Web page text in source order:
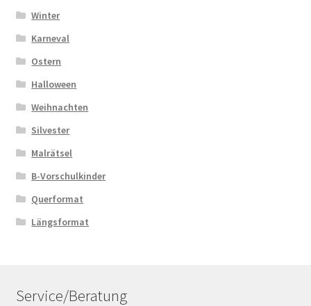
Winter
Karneval
Ostern
Halloween
Weihnachten
Silvester
Malrätsel
B-Vorschulkinder
Querformat
Längsformat
Service/Beratung